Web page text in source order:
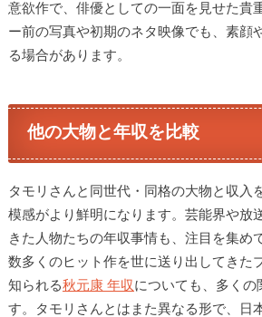
意欲作で、俳優としての一面を見せた貴
ー前の写真や初期のネタ映像でも、素顔
る場合があります。
他の大物と年収を比較
タモリさんと同世代・同格の大物と収入
模感がより鮮明になります。芸能界や放
きた人物たちの年収事情も、注目を集め
数多くのヒット作を世に送り出してきた
知られる秋元康 年収 についても、多くの
す。タモリさんとはまた異なる形で、日